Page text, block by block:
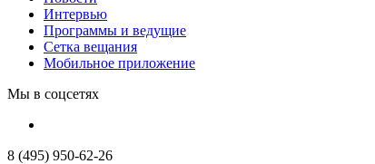
Интервью
Программы и ведущие
Сетка вещания
Мобильное приложение
Мы в соцсетях
8 (495) 950-62-26